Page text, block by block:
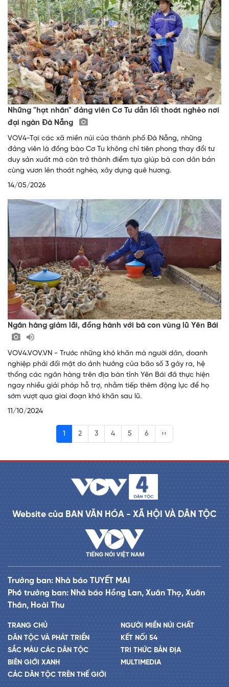
Những "hạt nhân" đảng viên Cơ Tu dẫn lối thoát nghèo nơi
đại ngàn Đà Nẵng
VOV4-Tại các xã miền núi của thành phố Đà Nẵng, những
đảng viên là đồng bào Cơ Tu không chỉ tiên phong thay đổi tư
duy sản xuất mà còn trở thành điểm tựa giúp bà con dân bản
cùng vươn lên thoát nghèo, xây dựng quê hương.
14/05/2026
Ngân hàng giảm lãi, đồng hành với bà con vùng lũ Yên Bái
VOV4.VOV.VN - Trước những khó khăn mà người dân, doanh
nghiệp phải đối mặt do ảnh hưởng của bão số 3 gây ra, hệ
thống các ngân hàng trên địa bàn tỉnh Yên Bái đã thực hiện
ngay nhiều giải pháp hỗ trợ, nhằm tiếp thêm động lực để họ
sớm vượt qua giai đoạn khó khăn sau lũ.
11/10/2024
1 2 3 4 5 6 ››
Website của BAN VĂN HÓA - XÃ HỘI VÀ DÂN TỘC
Trưởng ban: Nhà báo TUYẾT MAI
Phó trưởng ban: Nhà báo Hồng Lan, Xuân Thọ, Xuân
Thân, Hoài Thu
TRANG CHỦ
DÂN TỘC VÀ PHÁT TRIỂN
SẮC MÀU CÁC DÂN TỘC
BIÊN GIỚI XANH
CÁC DÂN TỘC TRÊN THẾ GIỚI
NGƯỜI MIỀN NÚI CHẤT
KẾT NỐI 54
TRI THỨC BẢN ĐỊA
MULTIMEDIA